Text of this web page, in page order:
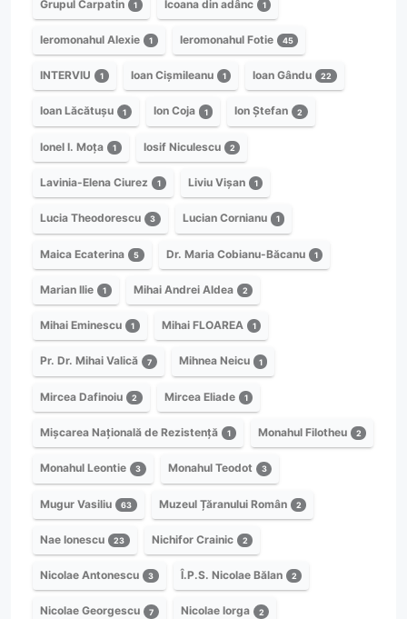
Grupul Carpatin 1 Icoana din adânc 1
Ieromonahul Alexie 1 Ieromonahul Fotie 45
INTERVIU 1 Ioan Cișmileanu 1 Ioan Gându 22
Ioan Lăcătușu 1 Ion Coja 1 Ion Ștefan 2
Ionel I. Moța 1 Iosif Niculescu 2
Lavinia-Elena Ciurez 1 Liviu Vișan 1
Lucia Theodorescu 3 Lucian Cornianu 1
Maica Ecaterina 5 Dr. Maria Cobianu-Băcanu 1
Marian Ilie 1 Mihai Andrei Aldea 2
Mihai Eminescu 1 Mihai FLOAREA 1
Pr. Dr. Mihai Valică 7 Mihnea Neicu 1
Mircea Dafinoiu 2 Mircea Eliade 1
Mișcarea Națională de Rezistență 1 Monahul Filotheu 2
Monahul Leontie 3 Monahul Teodot 3
Mugur Vasiliu 63 Muzeul Țăranului Român 2
Nae Ionescu 23 Nichifor Crainic 2
Nicolae Antonescu 3 Î.P.S. Nicolae Bălan 2
Nicolae Georgescu 7 Nicolae Iorga 2